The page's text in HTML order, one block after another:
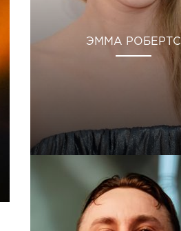
ЭММА РОБЕРТС